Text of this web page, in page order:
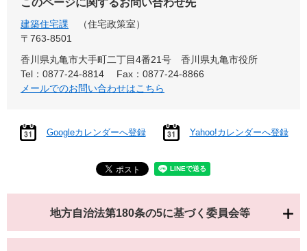
このページに関するお問い合わせ先
建築住宅課
住宅政策室
〒763-8501
香川県丸亀市大手町二丁目4番21号 香川県丸亀市役所
Tel：0877-24-8814
Fax：0877-24-8866
メールでのお問い合わせはこちら
Googleカレンダーへ登録 Yahoo!カレンダーへ登録
地方自治法第180条の5に基づく委員会等